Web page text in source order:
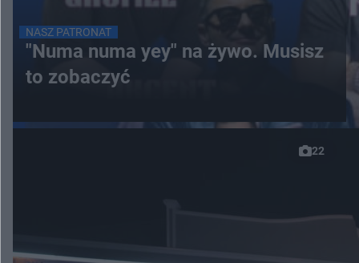
NASZ PATRONAT
"Numa numa yey" na żywo. Musisz
to zobaczyć
22